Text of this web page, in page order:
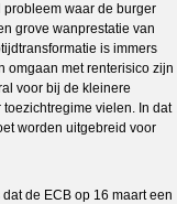
waar de burger
grove wanprestatie van
is immers
omgaan met renterisico zijn
voor bij de kleinere
vielen. In dat
worden uitgebreid voor
de ECB op 16 maart een